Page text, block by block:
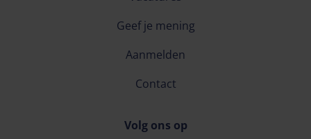
Volg ons op
Geef je mening
Aanmelden
Contact